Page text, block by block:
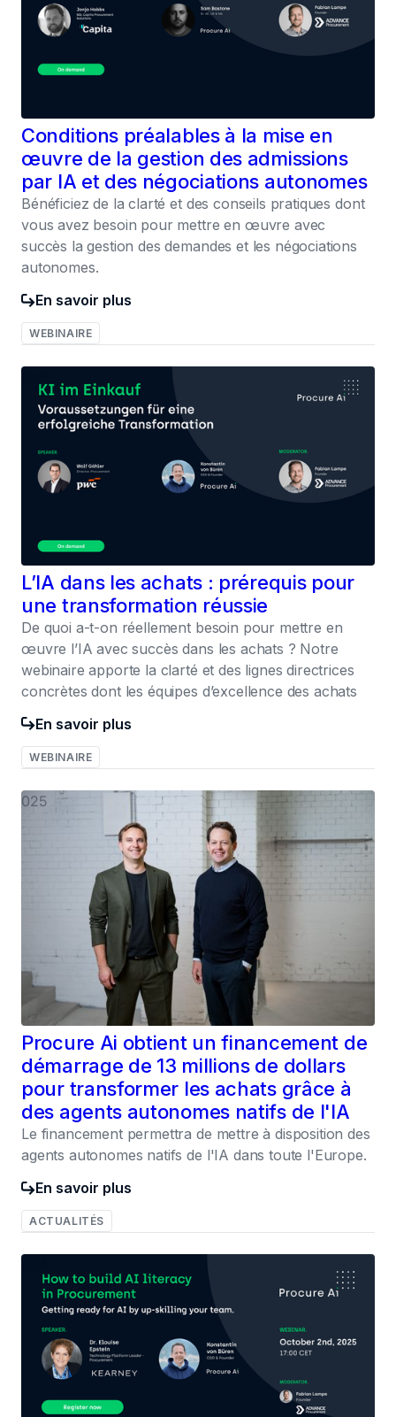
Conditions préalables à la mise en
œuvre de la gestion des admissions
par IA et des négociations autonomes
Bénéficiez de la clarté et des conseils pratiques dont
vous avez besoin pour mettre en œuvre avec
succès la gestion des demandes et les négociations
autonomes.
En savoir plus
WEBINAIRE
L’IA dans les achats : prérequis pour
une transformation réussie
De quoi a-t-on réellement besoin pour mettre en
œuvre l’IA avec succès dans les achats ? Notre
webinaire apporte la clarté et des lignes directrices
concrètes dont les équipes d’excellence des achats
En savoir plus
WEBINAIRE
Procure Ai obtient un financement de
démarrage de 13 millions de dollars
pour transformer les achats grâce à
des agents autonomes natifs de l'IA
Le financement permettra de mettre à disposition des
agents autonomes natifs de l'IA dans toute l'Europe.
En savoir plus
ACTUALITÉS
025